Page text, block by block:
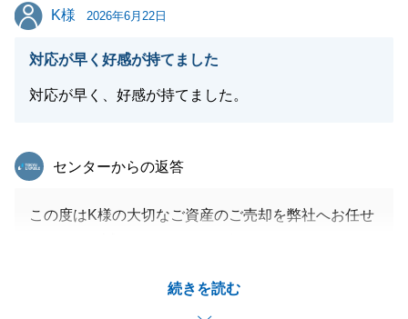
K様
K様 2026年6月22日
対応が早く好感が持てました
対応が早く、好感が持てました。
続きを読む
東急リバブル
センターからの返答
この度はK様の大切なご資産のご売却を弊社へお任せ
のご協力・ご理解あってこそだと思っております。